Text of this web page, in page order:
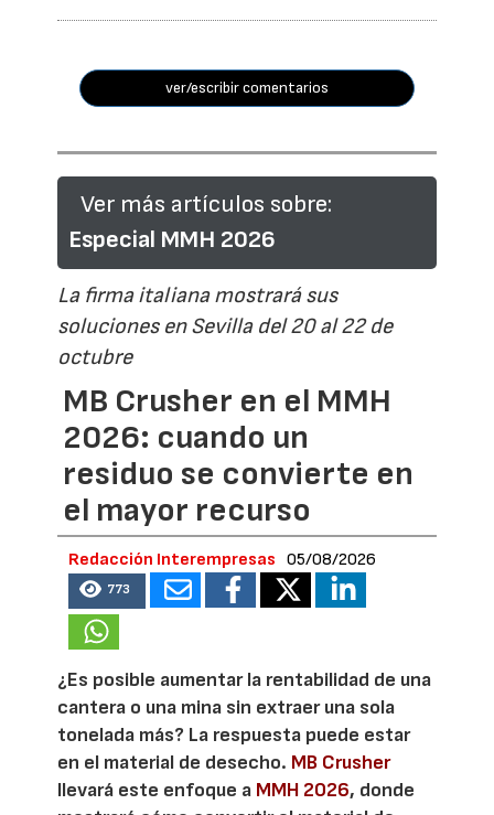
ver/escribir comentarios
Ver más artículos sobre:
Especial MMH 2026
La firma italiana mostrará sus
soluciones en Sevilla del 20 al 22 de
octubre
MB Crusher en el MMH
2026: cuando un
residuo se convierte en
el mayor recurso
Redacción Interempresas 05/08/2026
773
¿Es posible aumentar la rentabilidad de una
cantera o una mina sin extraer una sola
tonelada más? La respuesta puede estar
en el material de desecho. MB Crusher
llevará este enfoque a MMH 2026, donde